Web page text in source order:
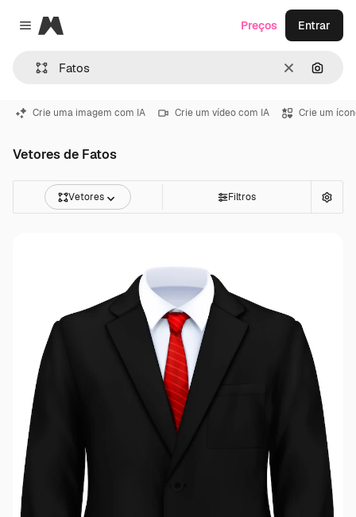
Close menu
Magnific
Limpar
Preços Entrar
Crie uma imagem com IA Crie um vídeo com IA Crie um
Vetores de Fatos
Vetores Filtros